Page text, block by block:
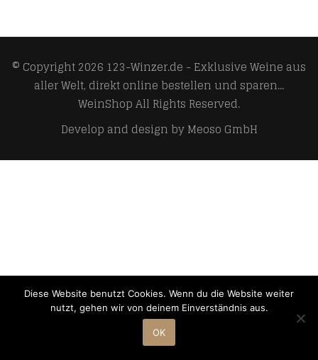
© Copyright 2026 123-Winzer.de - Exklusive Weine aus
aller Welt, direkt online bestellen und sparen...
WeinShopAll Rights Reserved.
Develop and design byMeoso GmbH
Diese Website benutzt Cookies. Wenn du die Website weiter
nutzt, gehen wir von deinem Einverständnis aus.
OK